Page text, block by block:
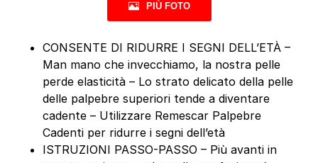
PIÙ FOTO
CONSENTE DI RIDURRE I SEGNI DELL’ETÀ –
Man mano che invecchiamo, la nostra pelle
perde elasticità – Lo strato delicato della pelle
delle palpebre superiori tende a diventare
cadente – Utilizzare Remescar Palpebre
Cadenti per ridurre i segni dell’età
ISTRUZIONI PASSO-PASSO – Più avanti in